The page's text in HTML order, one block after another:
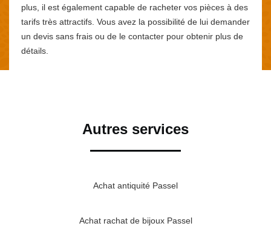
plus, il est également capable de racheter vos pièces à des
tarifs très attractifs. Vous avez la possibilité de lui demander
un devis sans frais ou de le contacter pour obtenir plus de
détails.
Autres services
Achat antiquité Passel
Achat rachat de bijoux Passel